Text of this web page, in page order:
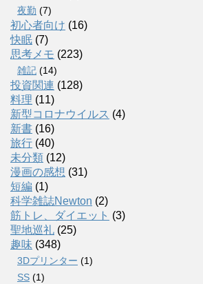
夜勤 (7)
初心者向け (16)
快眠 (7)
思考メモ (223)
雑記 (14)
投資関連 (128)
料理 (11)
新型コロナウイルス (4)
新書 (16)
旅行 (40)
未分類 (12)
漫画の感想 (31)
短編 (1)
科学雑誌Newton (2)
筋トレ、ダイエット (3)
聖地巡礼 (25)
趣味 (348)
3Dプリンター (1)
SS (1)